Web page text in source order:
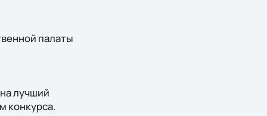
палаты
лучший
конкурса.